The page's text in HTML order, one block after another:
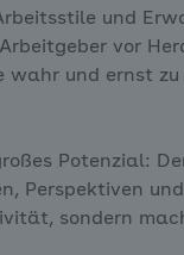
und
vor
wahr und ernst
Potenzial:
Perspektiven
sondern